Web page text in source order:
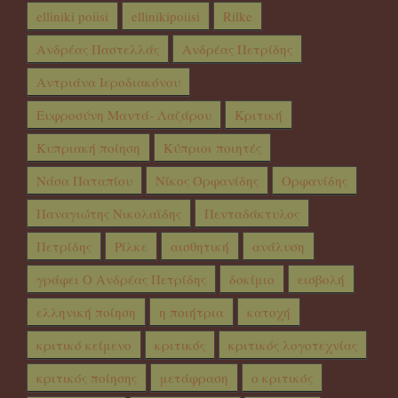
elliniki poiisi ellinikipoiisi
Rilke
Ανδρέας Παστελλάς
Ανδρέας Πετρίδης
Αντριάνα Ιεροδιακόνου
Ευφροσύνη Μαντά- Λαζάρου
Κριτική
Κυπριακή ποίηση
Κύπριοι ποιητές
Νάσα Παταπίου
Νίκος Ορφανίδης
Ορφανίδης
Παναγιώτης Νικολαϊδης
Πενταδάκτυλος
Πετρίδης
Ρίλκε αισθητική
ανάλυση
γράφει Ο Ανδρέας Πετρίδης
δοκίμιο
εισβολή
ελληνική ποίηση
η ποιήτρια
κατοχή
κριτικό κείμενο
κριτικός
κριτικός λογοτεχνίας
κριτικός ποίησης
μετάφραση ο κριτικός